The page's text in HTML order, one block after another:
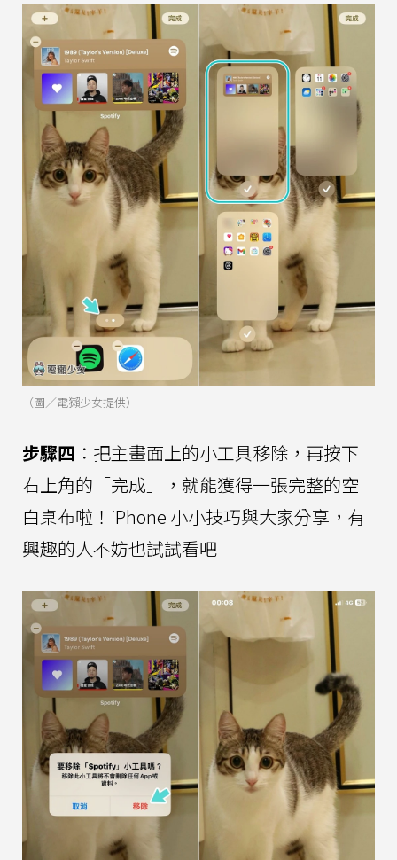
（圖／電獺少女提供）
步驟四 ：把主畫面上的小工具移除，再按下
右上角的「完成」，就能獲得一張完整的空
白桌布啦！iPhone 小小技巧與大家分享，有
興趣的人不妨也試試看吧